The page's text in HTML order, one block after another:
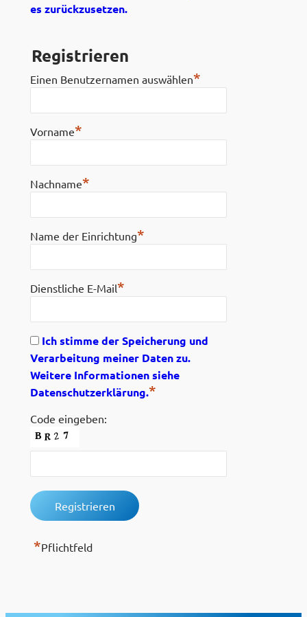
es zurückzusetzen.
Registrieren
Einen Benutzernamen auswählen*
Vorname*
Nachname*
Name der Einrichtung*
Dienstliche E-Mail*
Ich stimme der Speicherung und
Verarbeitung meiner Daten zu.
Weitere Informationen siehe
Datenschutzerklärung.*
Code eingeben:
*Pflichtfeld